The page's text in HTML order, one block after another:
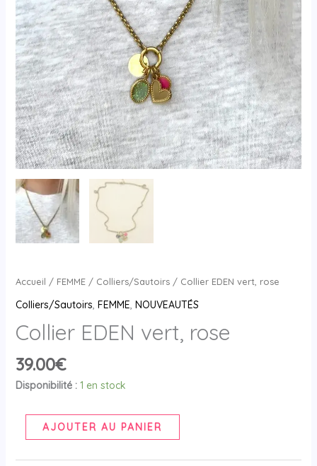
Accueil / FEMME/ Colliers/Sautoirs/ Collier EDEN vert, rose
Colliers/Sautoirs, FEMME, NOUVEAUTÉS
Collier EDEN vert, rose
39.00€
Disponibilité : 1 en stock
AJOUTER AU PANIER